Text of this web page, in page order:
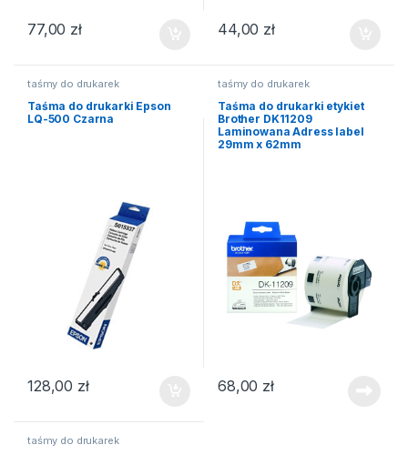
77,00 zł 44,00 zł
taśmy do drukarek
Taśma do drukarki Epson
LQ-500 Czarna
128,00 zł
taśmy do drukarek
Taśma do drukarki etykiet
Brother DK11209
Laminowana Adress label
29mm x 62mm
68,00 zł
taśmy do drukarek